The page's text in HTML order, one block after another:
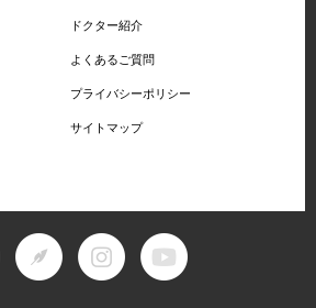
ドクター紹介
よくあるご質問
プライバシーポリシー
サイトマップ